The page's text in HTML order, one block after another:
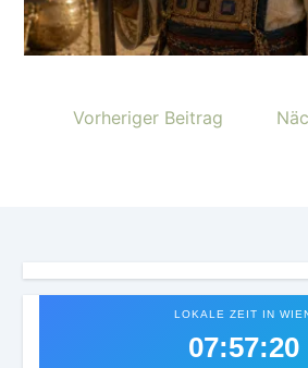
Vorheriger Beitrag
LOKALE ZEIT IN
07:57:23